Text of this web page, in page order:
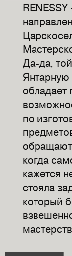
Да-да,
Янтарную
обладает
по
когда
кажется
стояла
который